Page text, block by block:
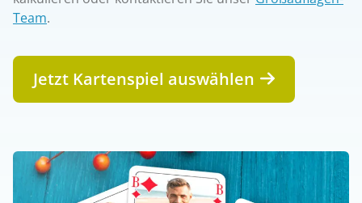
Team.
Jetzt Kartenspiel auswählen